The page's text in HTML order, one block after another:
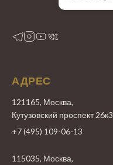
АДРЕС
121165, Москва,
Кутузовский проспект 26к3
+7 (495) 109-06-13
115035, Москва,